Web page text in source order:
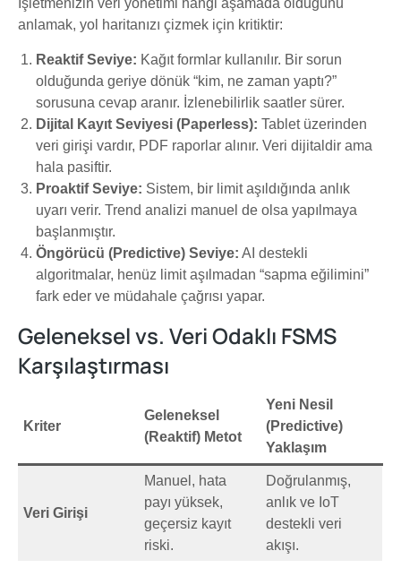
İşletmenizin veri yönetimi hangi aşamada olduğunu
anlamak, yol haritanızı çizmek için kritiktir:
Reaktif Seviye: Kağıt formlar kullanılır. Bir sorun
olduğunda geriye dönük “kim, ne zaman yaptı?”
sorusuna cevap aranır. İzlenebilirlik saatler sürer.
Dijital Kayıt Seviyesi (Paperless): Tablet üzerinden
veri girişi vardır, PDF raporlar alınır. Veri dijitaldir ama
hala pasiftir.
Proaktif Seviye: Sistem, bir limit aşıldığında anlık
uyarı verir. Trend analizi manuel de olsa yapılmaya
başlanmıştır.
Öngörücü (Predictive) Seviye: AI destekli
algoritmalar, henüz limit aşılmadan “sapma eğilimini”
fark eder ve müdahale çağrısı yapar.
Geleneksel vs. Veri Odaklı FSMS
Karşılaştırması
Kriter
Geleneksel
(Reaktif) Metot
Yeni Nesil
(Predictive)
Yaklaşım
Veri Girişi
Manuel, hata
payı yüksek,
geçersiz kayıt
riski.
Doğrulanmış,
anlık ve IoT
destekli veri
akışı.